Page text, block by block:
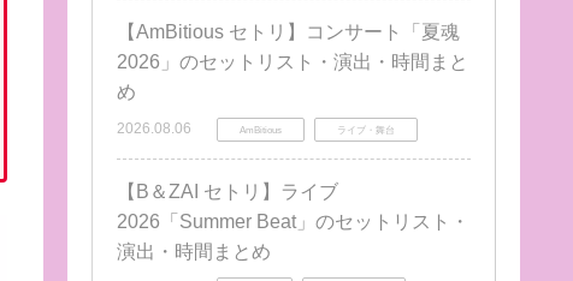
【AmBitious セトリ】コンサート「夏魂
2026」のセットリスト・演出・時間まと
め
2026.08.06 AmBitious ライブ・舞台
【B＆ZAI セトリ】ライブ
2026「Summer Beat」のセットリスト・
演出・時間まとめ